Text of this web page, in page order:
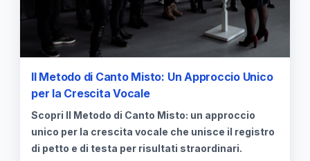
Il Metodo di Canto Misto: Un Approccio Unico
per la Crescita Vocale
Scopri Il Metodo di Canto Misto: un approccio
unico per la crescita vocale che unisce il registro
di petto e di testa per risultati straordinari.